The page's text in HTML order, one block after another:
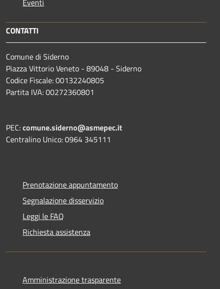
Eventi
CONTATTI
Comune di Siderno
Piazza Vittorio Veneto - 89048 - Siderno
Codice Fiscale: 00132240805
Partita IVA: 00272360801
PEC:comune.siderno@asmepec.it
Centralino Unico: 0964 345111
Prenotazione appuntamento
Segnalazione disservizio
Leggi le FAQ
Richiesta assistenza
Amministrazione trasparente